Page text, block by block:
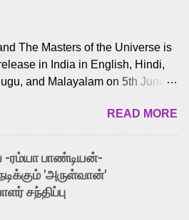
The Masters of the Universe is
in India in English, Hindi,
and Malayalam on 5th June,
a lot of love from cult He-Man fans
audiences an exciting glimpse
of Eternia, the recently
trailer has also generated
among Tamil audiences.
growing buzz is the film’s
READ MORE
-ரம்யா பாண்டியன்-
'அருள்வான்'
சந்திப்பு